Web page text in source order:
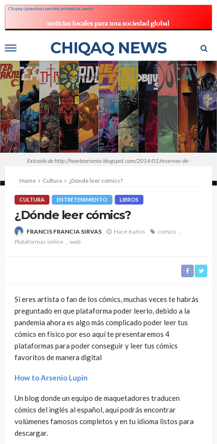
CHIQAQ NEWS
Extraido de http://howtoarsenio.blogspot.com/2014/01/reservas-de-
Home
Cultura ¿Dónde leer cómics?
CULTURA ENTRETENIMIENTO LIBROS
¿Dónde leer cómics?
FRANCIS FRANCIA SIRVAS Hace 6 años
comics
Plataformas online
web
Si eres artista o fan de los cómics, muchas veces te habrás
preguntado en que plataforma poder leerlo, debido a la
pandemia ahora es algo más complicado poder leer tus
cómics en físico por eso aquí te presentaremos 4
plataformas para poder conseguir y leer tus cómics
favoritos de manera digital
How to Arsenio Lupin
Un blog donde un equipo de maquetadores traducen
cómics del inglés al español, aquí podrás encontrar
volúmenes famosos completos y en tu idioma listos para
descargar.